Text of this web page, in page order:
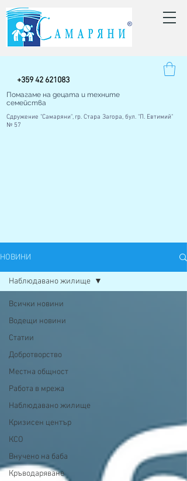
Помагаме на децата и техните
семейства
Сдружение "Самаряни", гр. Стара Загора, бул. "П. Евтимий"
№ 57
+359 42 621083
НОВИНИ
Всички новини
Водещи новини
Статии
Добротворство
Местна общност
Работа в мрежа
Наблюдавано жилище
Кризисен център
КСО
Внучено на баба
Кръводаряване
Наблюдавано жилище